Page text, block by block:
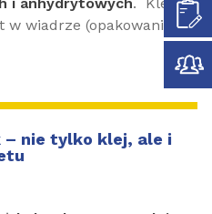
wiadrze (opakowaniu)10
nie tylko klej, ale i